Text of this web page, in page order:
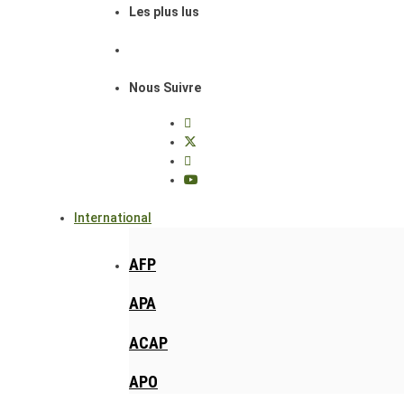
Les plus lus
Nous Suivre
International
AFP
APA
ACAP
APO